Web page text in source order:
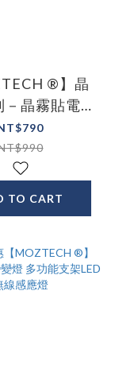
®】晶
晶霧貼電競
款 iPhone
11/XR 全系
列
TO CART